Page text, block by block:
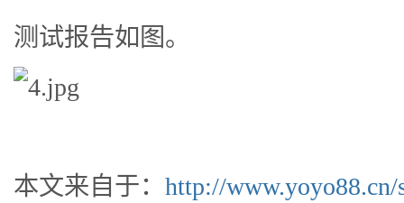
测试报告如图。
本文来自于： http://